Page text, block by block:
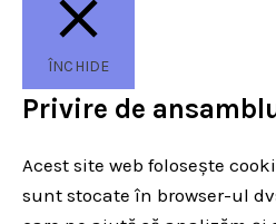
ÎNCHIDE
Privire de
Acest site web folosește
sunt stocate în browser-ul